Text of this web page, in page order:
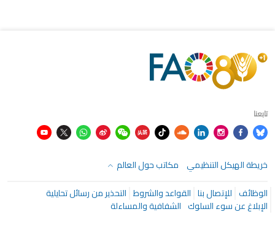
تابعنا
خريطة الهيكل التنظيمي مكاتب حول العالم
الوظائف للإتصال بنا القواعد والشروط التحذير من رسائل تحايلية
الإبلاغ عن سوء السلوك الشفافية والمساءلة